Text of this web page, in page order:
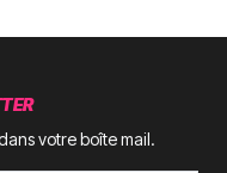
votre boîte mail.